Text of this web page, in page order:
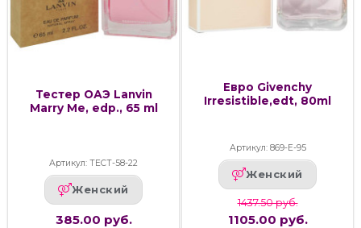
Тестер ОАЭ Lanvin
Marry Me, edp., 65 ml
Артикул: ТЕСТ-58-22
Женский
385.00 руб.
Евро Givenchy
Irresistible,edt, 80ml
Артикул: 869-Е-95
Женский
1437.50 руб.
1105.00 руб.